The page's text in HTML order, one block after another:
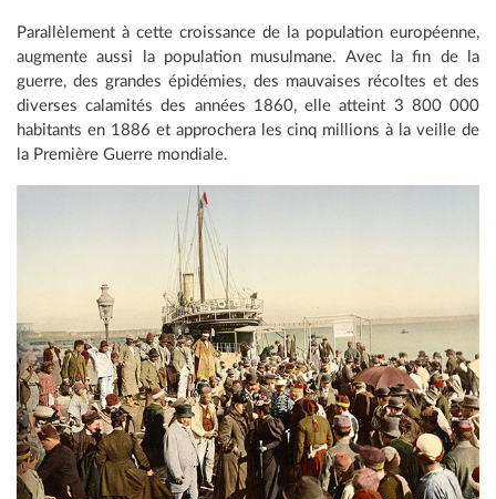
Parallèlement à cette croissance de la population européenne,
augmente aussi la population musulmane. Avec la fin de la
guerre, des grandes épidémies, des mauvaises récoltes et des
diverses calamités des années 1860, elle atteint 3 800 000
habitants en 1886 et approchera les cinq millions à la veille de
la Première Guerre mondiale.